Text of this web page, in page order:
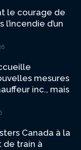
le courage de
d’un
mesures
inc., mais
Canada à la
train à